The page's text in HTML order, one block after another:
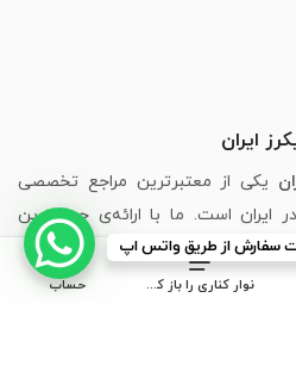
ایران
یکی از معتبرترین مراجع تخصصی
است. ما با ارائه‌ی جدیدترین
Nike،Adidas،Skechers،Puma،
مطمئن، سریع و لذت‌بخش از خرید
نوار کناری را باز کنید حساب
سفارش از طریق واتس اپ